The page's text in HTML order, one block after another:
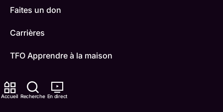
Accueil Recherche En direct
Faites un don
Carrières
TFO Apprendre à la maison
Contactez-nous